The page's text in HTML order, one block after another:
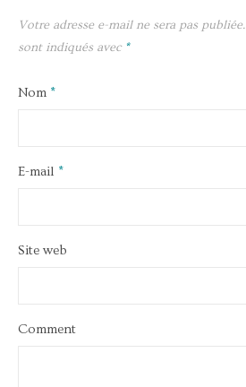
Votre adresse e-mail ne sera pas publiée.
sont indiqués avec *
Nom *
E-mail *
Site web
Comment